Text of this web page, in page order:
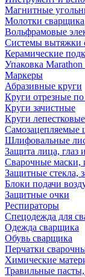
Магнитные
Молотки сварщика
Вольфрамовые
Системы вытяжки
Керамические
Упаковка Marathon
Маркеры
Абразивные круги
Круги отрезные
Круги зачистные
Круги
Самозацепляемые
Шлифовальные
Защита лица, глаз
Сварочные
Защитные стекла,
Блоки подачи
Защитные очки
Респираторы
Спецодежда для
Одежда сварщика
Обувь сварщика
Перчатки
Химические
Травильные